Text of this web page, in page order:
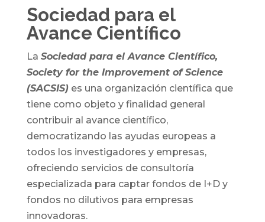
Sociedad para el
Avance Científico
La Sociedad para el Avance Científico,
Society for the Improvement of Science
(SACSIS)es una organización científica que
tiene como objeto y finalidad general
contribuir al avance científico,
democratizando las ayudas europeas a
todos los investigadores y empresas,
ofreciendo servicios de consultoría
especializada para captar fondos de I+D y
fondos no dilutivos para empresas
innovadoras.